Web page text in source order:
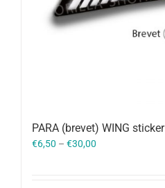
PARA (brevet) WING sticker
€6,50 – €30,00